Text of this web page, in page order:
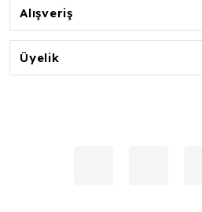
Alışveriş
Üyelik